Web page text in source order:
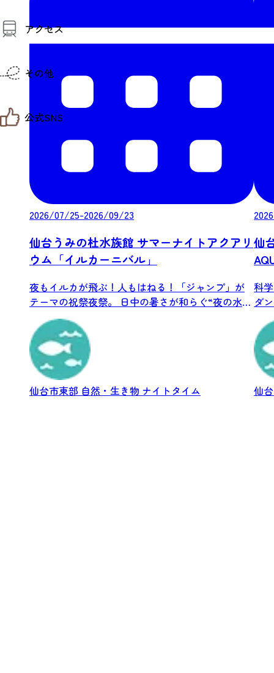
お役立ち情報
観光アプリ
アクセス
市内の交通情報
お得なチケット
その他
お知らせ
お問い合わせ
観光マップ
サイト利用規約
サイトマップ
仙臺写真館フォトギャラリー
公式SNS
せんだい旅日和 X
せんだい旅日和 Facebook
仙台旅先体験コレクション Instagaram
2026/07/25-2026/09/23
仙台うみの杜水族館 サマーナイトアクアリ
ウム「イルカーニバル」
夜もイルカが飛ぶ！人もはねる！「ジャンプ」が
テーマの祝祭夜祭。 日中の暑さが和らぐ“夜の水族
仙台市東部 自然・生き物 ナイトタイム
仙
科
ダ
仙